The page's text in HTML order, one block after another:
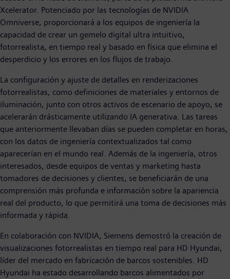
Xcelerator. Potenciado por las tecnologías de NVIDIA
Omniverse, proporcionará a los equipos de ingeniería la
capacidad de crear un gemelo digital ultra intuitivo,
fotorrealista, en tiempo real y basado en física que elimina el
desperdicio y los errores en los flujos de trabajo.
La configuración y ajuste de detalles en renderizaciones
fotorrealistas, como definiciones de materiales y entornos de
iluminación, junto con otros activos de escenario de apoyo, se
acelerarán drásticamente utilizando IA generativa. Las tareas
que anteriormente llevaban días se pueden completar en horas,
con los datos de ingeniería contextualizados tal como
aparecerían en el mundo real. Además de la ingeniería, otros
interesados, desde equipos de ventas y marketing hasta
tomadores de decisiones y clientes, se beneficiarán de una
comprensión más profunda e información sobre la apariencia
real del producto, lo que permitirá una toma de decisiones más
informada y rápida.
En colaboración con NVIDIA, Siemens demostró la creación de
visualizaciones fotorrealistas en tiempo real para HD Hyundai,
líder del mercado en fabricación de barcos sostenibles. HD
Hyundai ha estado desarrollando barcos alimentados por